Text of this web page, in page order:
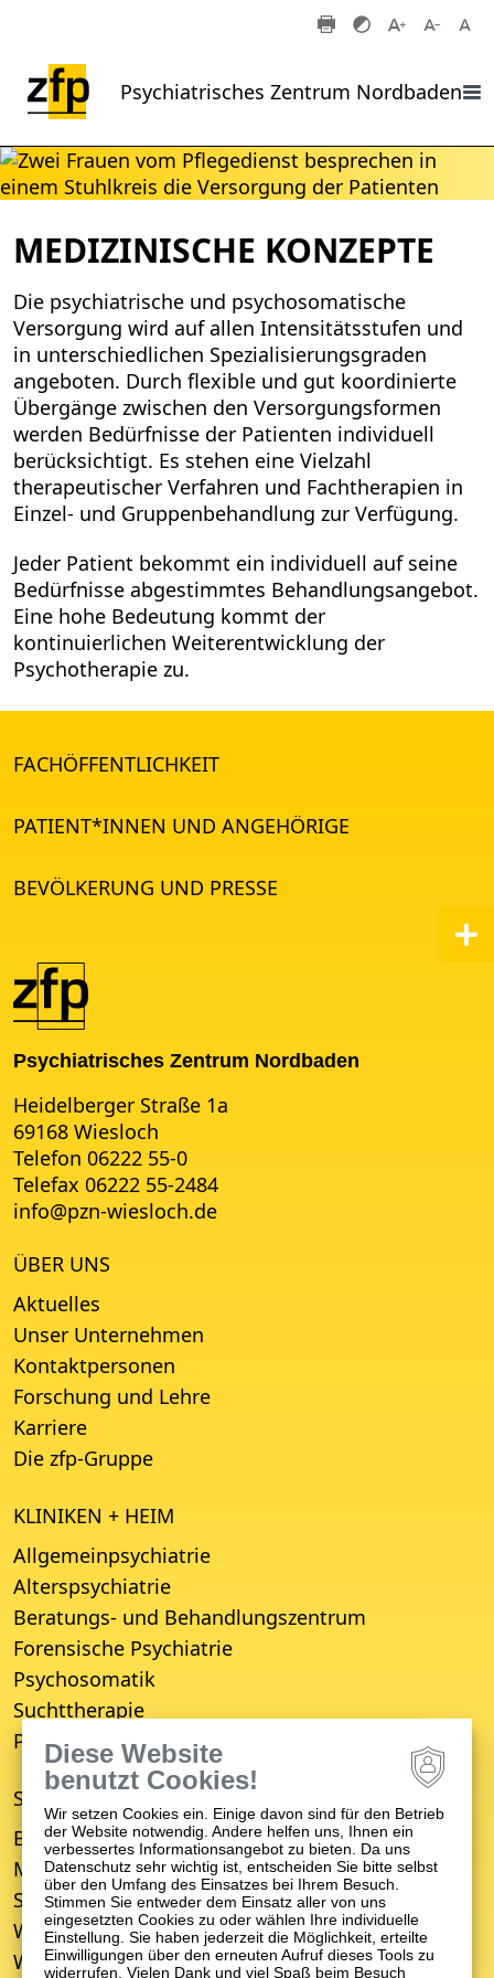
Psychiatrisches Zentrum Nordbaden
MEDIZINISCHE KONZEPTE
Die psychiatrische und psychosomatische
Versorgung wird auf allen Intensitätsstufen und
in unterschiedlichen Spezialisierungsgraden
angeboten. Durch flexible und gut koordinierte
Übergänge zwischen den Versorgungsformen
werden Bedürfnisse der Patienten individuell
berücksichtigt. Es stehen eine Vielzahl
therapeutischer Verfahren und Fachtherapien in
Einzel- und Gruppenbehandlung zur Verfügung.
Jeder Patient bekommt ein individuell auf seine
Bedürfnisse abgestimmtes Behandlungsangebot.
Eine hohe Bedeutung kommt der
kontinuierlichen Weiterentwicklung der
Psychotherapie zu.
FACHÖFFENTLICHKEIT
PATIENT*INNEN UND ANGEHÖRIGE
BEVÖLKERUNG UND PRESSE
Psychiatrisches Zentrum Nordbaden
ÜBER UNS
Aktuelles
Unser Unternehmen
Kontaktpersonen
Forschung und Lehre
Karriere
Die zfp-Gruppe
KLINIKEN + HEIM
Allgemeinpsychiatrie
Alterspsychiatrie
Beratungs- und Behandlungszentrum
Forensische Psychiatrie
Psychosomatik
Suchttherapie
Psychiatrisches Wohnheim
STANDORTE
Bruchsal
Mosbach
Schwetzingen
Weinheim
Wiesloch
Heidelberger Straße 1a
69168 Wiesloch
Telefon 06222 55-0
Telefax 06222 55-2484
info@pzn-wiesloch.de
Diese Website
benutzt Cookies!
Wir setzen Cookies ein. Einige davon sind für den Betrieb
der Website notwendig. Andere helfen uns, Ihnen ein
verbessertes Informationsangebot zu bieten. Da uns
Datenschutz sehr wichtig ist, entscheiden Sie bitte selbst
über den Umfang des Einsatzes bei Ihrem Besuch.
Stimmen Sie entweder dem Einsatz aller von uns
eingesetzten Cookies zu oder wählen Ihre individuelle
Einstellung. Sie haben jederzeit die Möglichkeit, erteilte
Einwilligungen über den erneuten Aufruf dieses Tools zu
widerrufen. Vielen Dank und viel Spaß beim Besuch